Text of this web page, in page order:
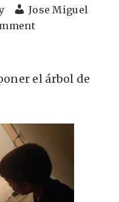
Jose Miguel
el árbol de